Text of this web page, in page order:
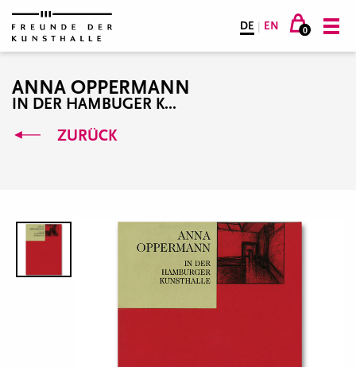
DE | EN 0
ANNA OPPERMANN
IN DER HAMBUGER K...
ZURÜCK